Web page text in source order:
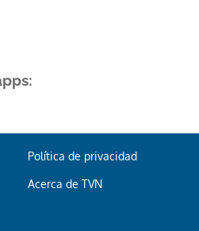
Política de privacidad
Acerca de TVN